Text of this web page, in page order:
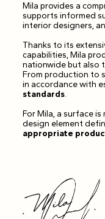
Mila provides a
supports informed
interior designers,
Thanks to its
capabilities, Mila
nationwide but also
From production to
in accordance with
standards.
For Mila, a surface
design element
appropriate